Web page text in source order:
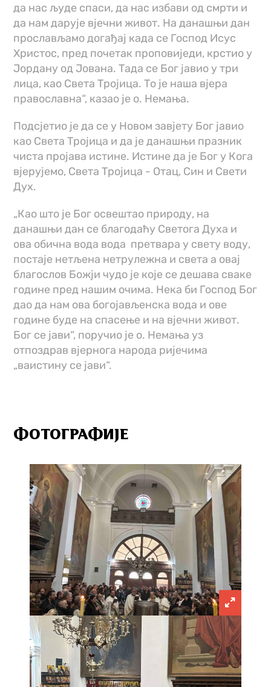
да нас људе спаси, да нас избави од смрти и
да нам дарује вјечни живот. На данашњи дан
прослављамо догађај када се Господ Исус
Христос, пред почетак проповиједи, крстио у
Јордану од Јована. Тада се Бог јавио у три
лица, као Света Тројица. То је наша вјера
православна“, казао је о. Немања.
Подсјетио је да се у Новом завјету Бог јавио
као Света Тројица и да је данашњи празник
чиста пројава истине. Истине да је Бог у Кога
вјерујемо, Света Тројица - Отац, Син и Свети
Дух.
„Као што је Бог освештао природу, на
данашњи дан се благодаћу Светога Духа и
ова обична вода вода претвара у свету воду,
постаје нетљена нетрулежна и света а овај
благослов Божји чудо је које се дешава сваке
године пред нашим очима. Нека би Господ Бог
дао да нам ова богојављенска вода и ове
године буде на спасење и на вјечни живот.
Бог се јави“, поручио је о. Немања уз
отпоздрав вјернога народа ријечима
„ваистину се јави“.
ФОТОГРАФИЈЕ